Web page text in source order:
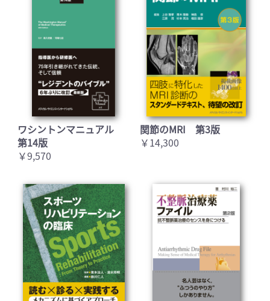
ワシントンマニュアル
第14版
￥9,570
関節のMRI 第3版
￥14,300